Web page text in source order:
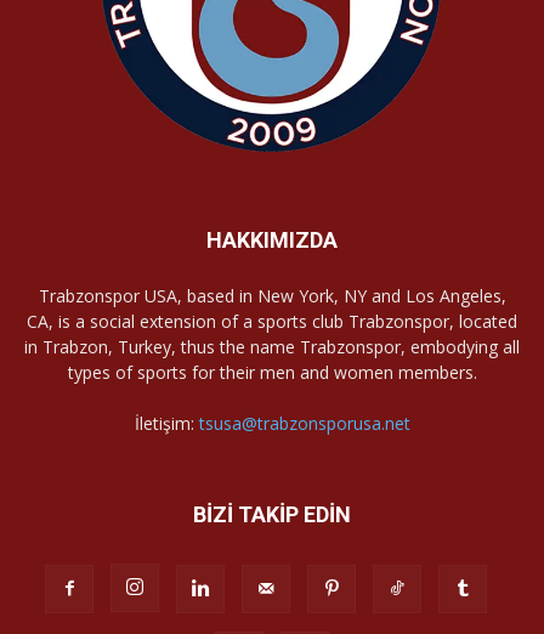
HAKKIMIZDA
Trabzonspor USA, based in New York, NY and Los Angeles,
CA, is a social extension of a sports club Trabzonspor, located
in Trabzon, Turkey, thus the name Trabzonspor, embodying all
types of sports for their men and women members.
İletişim:tsusa@trabzonsporusa.net
BİZİ TAKİP EDİN